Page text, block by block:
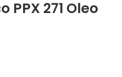
271 Oleo